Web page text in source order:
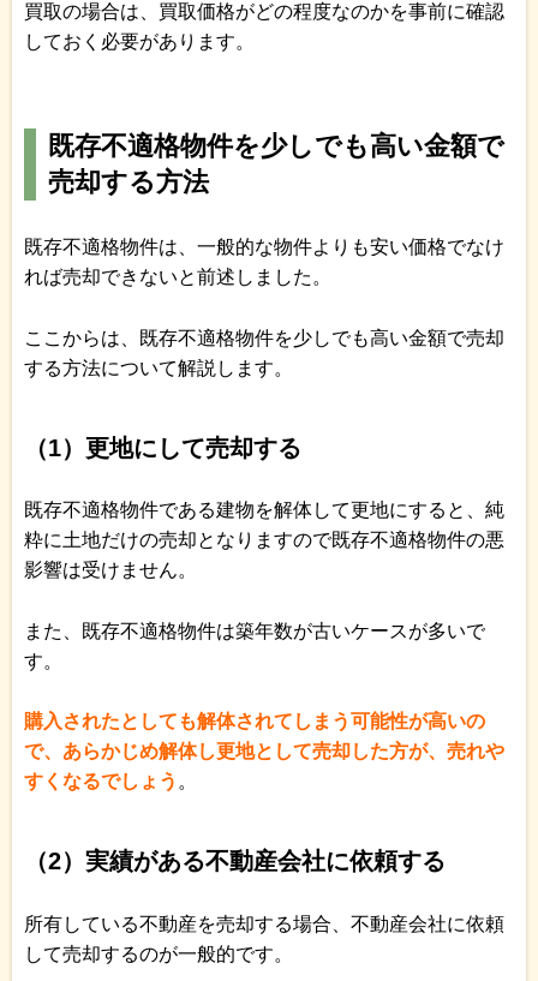
買取の場合は、買取価格がどの程度なのかを事前に確認
しておく必要があります。
既存不適格物件を少しでも高い金額で
売却する方法
既存不適格物件は、一般的な物件よりも安い価格でなけ
れば売却できないと前述しました。
ここからは、既存不適格物件を少しでも高い金額で売却
する方法について解説します。
（1）更地にして売却する
既存不適格物件である建物を解体して更地にすると、純
粋に土地だけの売却となりますので既存不適格物件の悪
影響は受けません。
また、既存不適格物件は築年数が古いケースが多いで
す。
購入されたとしても解体されてしまう可能性が高いの
で、あらかじめ解体し更地として売却した方が、売れや
すくなるでしょう 。
（2）実績がある不動産会社に依頼する
所有している不動産を売却する場合、不動産会社に依頼
して売却するのが一般的です。